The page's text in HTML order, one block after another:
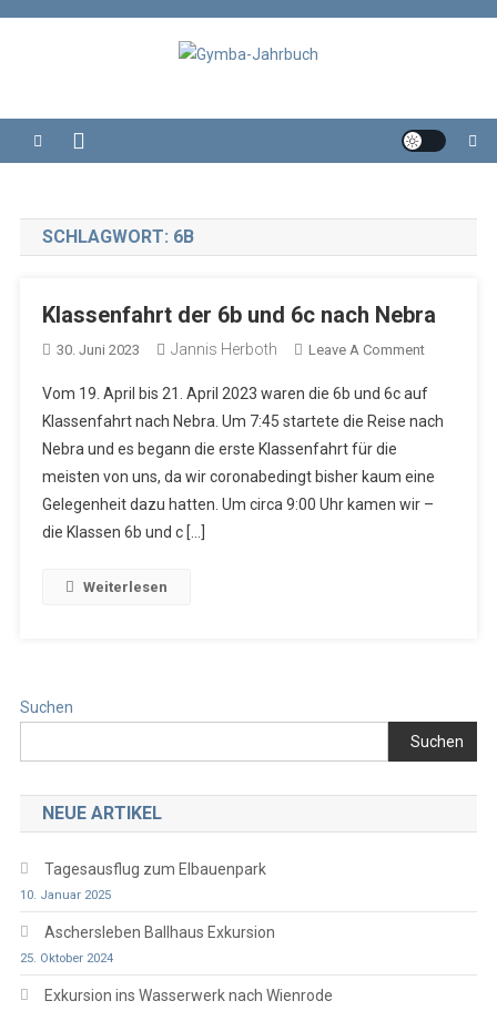
SCHLAGWORT: 6B
Klassenfahrt der 6b und 6c nach Nebra
30. Juni 2023 Jannis Herboth Leave A CommentOn
Der
6b
6c
Nach
Vom 19. April bis 21. April 2023 waren die 6b und 6c auf
Klassenfahrt nach Nebra. Um 7:45 startete die Reise nach
Nebra und es begann die erste Klassenfahrt für die
meisten von uns, da wir coronabedingt bisher kaum eine
Gelegenheit dazu hatten. Um circa 9:00 Uhr kamen wir –
die Klassen 6b und c […]
Weiterlesen
Suchen
Suchen
NEUE ARTIKEL
Tagesausflug zum Elbauenpark
10. Januar 2025
Aschersleben Ballhaus Exkursion
25. Oktober 2024
Exkursion ins Wasserwerk nach Wienrode